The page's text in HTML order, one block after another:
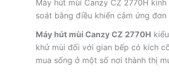
Máy hút mùi Canzy CZ 2770H
soát bằng điều khiển cảm ứng
Máy hút mùi Canzy CZ 2770H
khử mùi đối với gian bếp có kích
mua sống ở một số nơi thành thị